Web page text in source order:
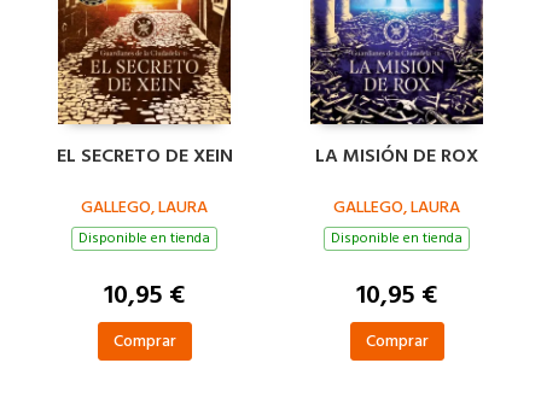
EL SECRETO DE XEIN
GALLEGO, LAURA
Disponible en tienda
10,95 €
Comprar
LA MISIÓN DE ROX
GALLEGO, LAURA
Disponible en tienda
10,95 €
Comprar